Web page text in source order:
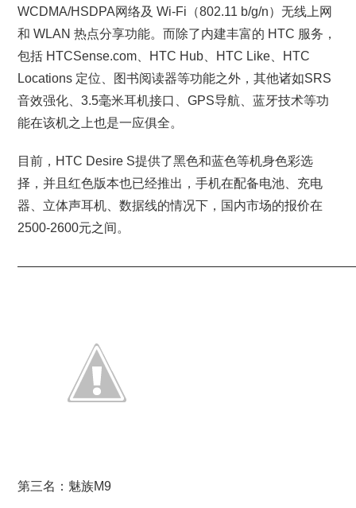
WCDMA/HSDPA网络及 Wi-Fi（802.11 b/g/n）无线上网
和 WLAN 热点分享功能。而除了内建丰富的 HTC 服务，
包括 HTCSense.com、HTC Hub、HTC Like、HTC
Locations 定位、图书阅读器等功能之外，其他诸如SRS
音效强化、3.5毫米耳机接口、GPS导航、蓝牙技术等功
能在该机之上也是一应俱全。
目前，HTC Desire S提供了黑色和蓝色等机身色彩选
择，并且红色版本也已经推出，手机在配备电池、充电
器、立体声耳机、数据线的情况下，国内市场的报价在
2500-2600元之间。
第三名：魅族M9